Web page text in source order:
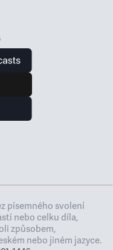
písemného svolení
nebo celku díla,
způsobem,
nebo jiném jazyce.